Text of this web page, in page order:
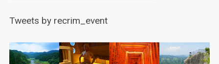
Tweets by recrim_event